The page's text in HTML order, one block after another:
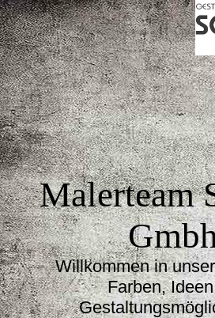
Malerteam
Willkommen in
Farben,